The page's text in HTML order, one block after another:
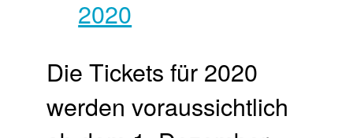
Die Tickets für 2020
werden voraussichtlich